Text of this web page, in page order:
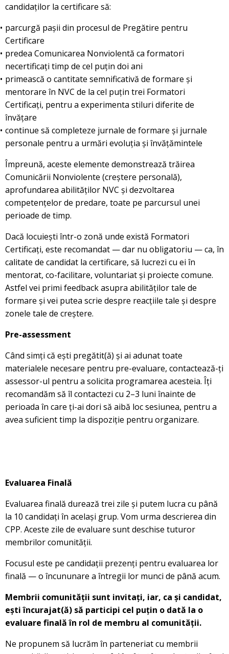
candidaților la certificare să:
parcurgă pașii din procesul de Pregătire pentru
Certificare
predea Comunicarea Nonviolentă ca formatori
necertificați timp de cel puțin doi ani
primească o cantitate semnificativă de formare și
mentorare în NVC de la cel puțin trei Formatori
Certificați, pentru a experimenta stiluri diferite de
învățare
continue să completeze jurnale de formare și jurnale
personale pentru a urmări evoluția și învățămintele
Împreună, aceste elemente demonstrează trăirea
Comunicării Nonviolente (creștere personală),
aprofundarea abilităților NVC și dezvoltarea
competențelor de predare, toate pe parcursul unei
perioade de timp.
Dacă locuiești într-o zonă unde există Formatori
Certificați, este recomandat — dar nu obligatoriu — ca, în
calitate de candidat la certificare, să lucrezi cu ei în
mentorat, co-facilitare, voluntariat și proiecte comune.
Astfel vei primi feedback asupra abilităților tale de
formare și vei putea scrie despre reacțiile tale și despre
zonele tale de creștere.
Pre-assessment
Când simți că ești pregătit(ă) și ai adunat toate
materialele necesare pentru pre-evaluare, contactează-ți
assessor-ul pentru a solicita programarea acesteia. Îți
recomandăm să îl contactezi cu 2–3 luni înainte de
perioada în care ți-ai dori să aibă loc sesiunea, pentru a
avea suficient timp la dispoziție pentru organizare.
Evaluarea Finală
Evaluarea finală durează trei zile și putem lucra cu până
la 10 candidați în același grup. Vom urma descrierea din
CPP. Aceste zile de evaluare sunt deschise tuturor
membrilor comunității.
Focusul este pe candidații prezenți pentru evaluarea lor
finală — o încununare a întregii lor munci de până acum.
Membrii comunității sunt invitați, iar, ca și candidat,
ești încurajat(ă) să participi cel puțin o dată la o
evaluare finală în rol de membru al comunității.
Ne propunem să lucrăm în parteneriat cu membrii